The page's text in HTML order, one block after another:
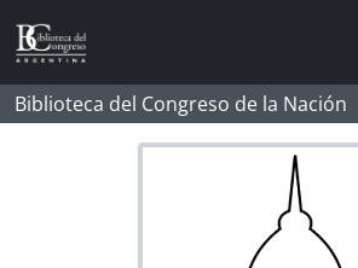
Skip to main content
Biblioteca del Congreso de la Nación